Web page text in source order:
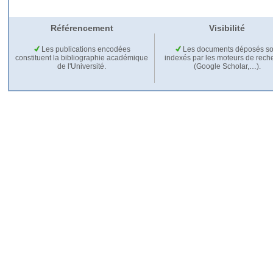
Référencement Visibilité
Les publications encodées
constituent la bibliographie académique
de l'Université.
Les documents déposés
indexés par les moteurs de
(Google Scholar,…).